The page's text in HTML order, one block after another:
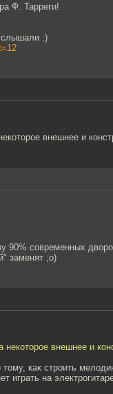
Ф. Тарреги!
слышали :)
внешнее и
90% современных
заменят ;о)
внешнее и
как строить
играть на